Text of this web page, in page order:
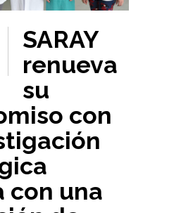
SARAY
renueva
su
con
con una